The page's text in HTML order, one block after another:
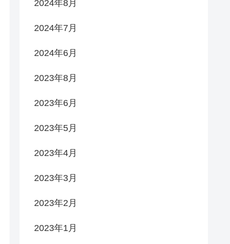
2024年8月
2024年7月
2024年6月
2023年8月
2023年6月
2023年5月
2023年4月
2023年3月
2023年2月
2023年1月